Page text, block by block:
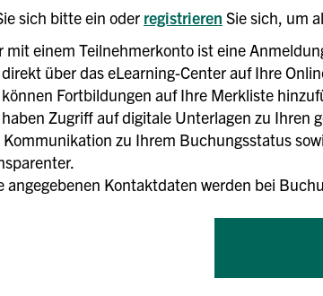
sich bitte ein oder registrieren Sie sich, um
mit einem Teilnehmerkonto ist eine
über das eLearning-Center auf Ihre
Fortbildungen auf Ihre Merkliste
Zugriff auf digitale Unterlagen zu Ihren
Kommunikation zu Ihrem Buchungsstatus
angegebenen Kontaktdaten werden bei